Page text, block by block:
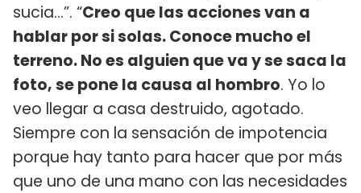
sucia...”. “Creo que las acciones van a
hablar por si solas. Conoce mucho el
terreno. No es alguien que va y se saca la
foto, se pone la causa al hombro. Yo lo
veo llegar a casa destruido, agotado.
Siempre con la sensación de impotencia
porque hay tanto para hacer que por más
que uno de una mano con las necesidades